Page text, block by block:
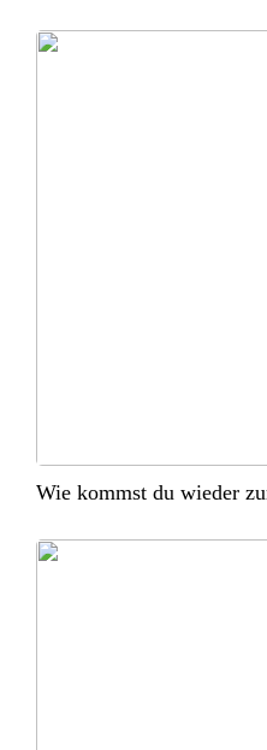
Wie kommst du wieder